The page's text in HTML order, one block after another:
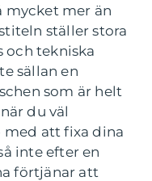
mycket mer än
ställer stora
och tekniska
sällan en
som är helt
du väl
att fixa dina
inte efter en
förtjänar att